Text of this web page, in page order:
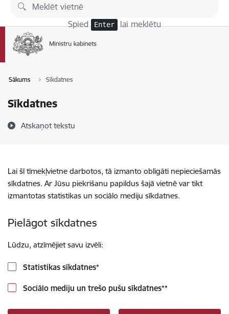
Pāriet uz lapas saturu
Spied Enter lai meklētu
Sākums Sīkdatnes
Sīkdatnes
Atskaņot tekstu
Lai šī tīmekļvietne darbotos, tā izmanto obligāti nepieciešamās
sīkdatnes. Ar Jūsu piekrišanu papildus šajā vietnē var tikt
izmantotas statistikas un sociālo mediju sīkdatnes.
Pielāgot sīkdatnes
Lūdzu, atzīmējiet savu izvēli:
Statistikas sīkdatnes*
Sociālo mediju un trešo pušu sīkdatnes**